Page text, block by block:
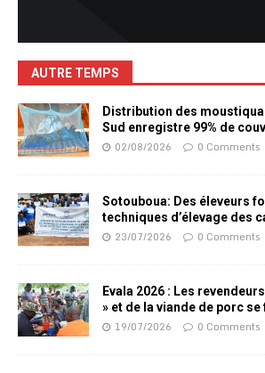
AUTRE TEMPS
Distribution des
Sud enregistre 99% de
02/08/2026 0 Comments
Sotouboua: Des éleveurs
techniques d’élevage des
23/07/2026 0 Comments
Evala 2026 : Les
» et de la viande de porc
19/07/2026 0 Comments